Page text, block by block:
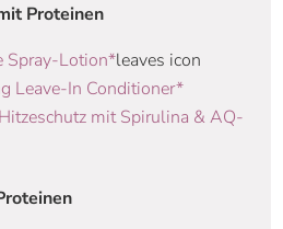
Proteinen
Spray-Lotion*leaves icon
Leave-In Conditioner*
mit Spirulina & AQ-